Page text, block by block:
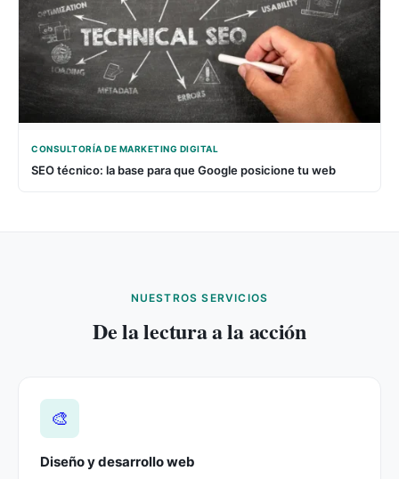
CONSULTORÍA DE MARKETING DIGITAL
SEO técnico: la base para que Google posicione tu web
NUESTROS SERVICIOS
De la lectura a la acción
🎨
Diseño y desarrollo web